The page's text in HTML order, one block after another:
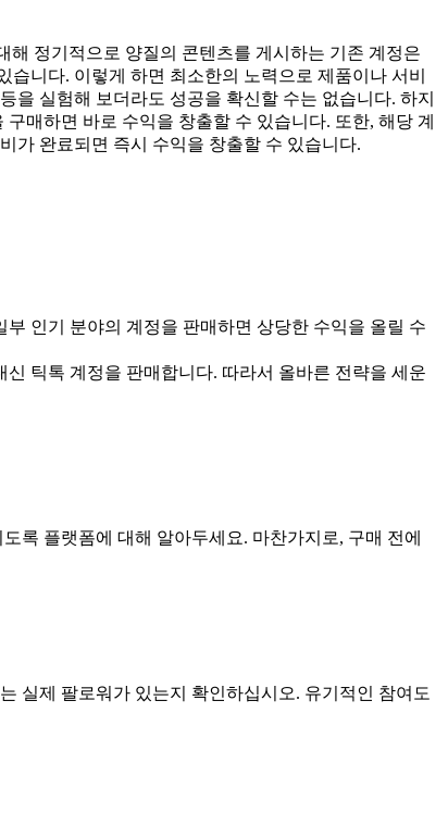
정기적으로 양질의 콘텐츠를 게시하는 기존 계정은
니다. 이렇게 하면 최소한의 노력으로 제품이나 서비
을 실험해 보더라도 성공을 확신할 수는 없습니다. 하지
매하면 바로 수익을 창출할 수 있습니다. 또한, 해당 계
가 완료되면 즉시 수익을 창출할 수 있습니다.
인기 분야의 계정을 판매하면 상당한 수익을 올릴 수
틱톡 계정을 판매합니다. 따라서 올바른 전략을 세운
록 플랫폼에 대해 알아두세요. 마찬가지로, 구매 전에
실제 팔로워가 있는지 확인하십시오. 유기적인 참여도